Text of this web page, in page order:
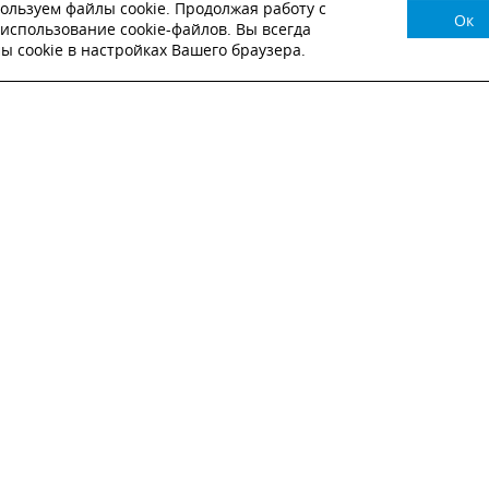
НУЖНА КОНСУЛЬТАЦИЯ?
ЗАЯВКУ И НАШ МЕНЕДЖЕР СВЯЖЕТСЯ
файлы cookie. Продолжая работу с
cookie-файлов. Вы всегда
cookie в настройках Вашего браузера.
Ок